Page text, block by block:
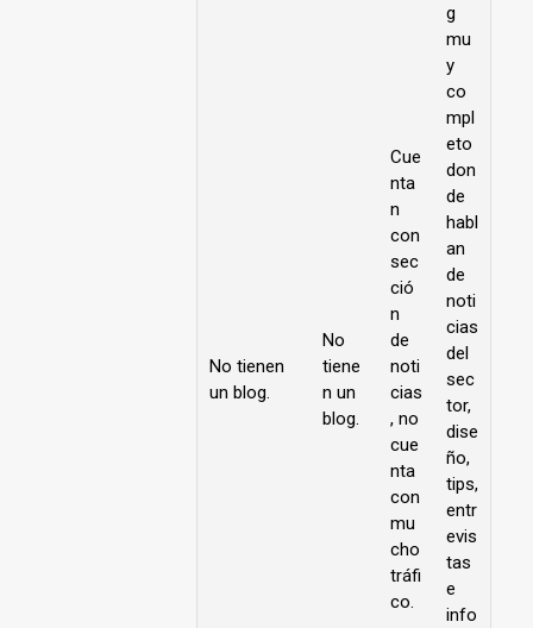
No tienen
un blog.
No
tiene
n un
blog.
Cue
nta
n
con
sec
ció
n
de
noti
cias
, no
cue
nta
con
mu
cho
tráfi
co.
g
mu
y
co
mpl
eto
don
de
habl
an
de
noti
cias
del
sec
tor,
dise
ño,
tips,
entr
evis
tas
e
info